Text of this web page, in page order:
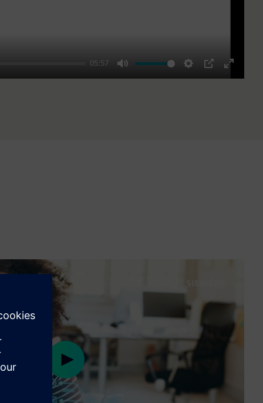
05:57
Mute Settings
PIP
Enter
Play